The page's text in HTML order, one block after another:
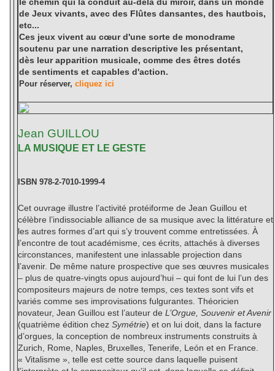
de Jeux vivants, avec des Flûtes dansantes, des hautbois,
etc...
Ces jeux vivent au cœur d'une sorte de monodrame
soutenu par une narration descriptive les présentant,
dès leur apparition musicale, comme des êtres dotés
de sentiments et capables d'action.
Pour réserver, cliquez ici
Jean GUILLOU
LA MUSIQUE ET LE GESTE
ISBN 978-2-7010-1999-4
Cet ouvrage illustre l’activité protéiforme de Jean Guillou et
célèbre l’indissociable alliance de sa musique avec la littérature et
les autres formes d’art qui s’y trouvent comme entretissées. À
l’encontre de tout académisme, ces écrits, attachés à diverses
circonstances, manifestent une inlassable projection dans
l’avenir. De même nature prospective que ses œuvres musicales
– plus de quatre-vingts opus aujourd’hui – qui font de lui l’un des
compositeurs majeurs de notre temps, ces textes sont vifs et
variés comme ses improvisations fulgurantes. Théoricien
novateur, Jean Guillou est l’auteur de L’Orgue, Souvenir et Avenir
(quatrième édition chez Symétrie) et on lui doit, dans la facture
d’orgues, la conception de nombreux instruments construits à
Zurich, Rome, Naples, Bruxelles, Tenerife, León et en France.
« Vitalisme », telle est cette source dans laquelle puisent